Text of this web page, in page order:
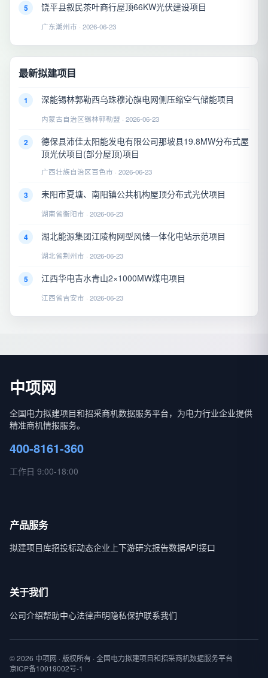
5 饶平县叙民茶叶商行屋顶66KW光伏建设项目
广东潮州市 · 2026-06-23
最新拟建项目
1 深能锡林郭勒西乌珠穆沁旗电网侧压缩空气储能项目
内蒙古自治区锡林郭勒盟 · 2026-06-23
2
德保县沛佳太阳能发电有限公司那坡县19.8MW分布式屋
顶光伏项目(部分屋顶)项目
广西壮族自治区百色市 · 2026-06-23
3 耒阳市夏塘、南阳镇公共机构屋顶分布式光伏项目
湖南省衡阳市 · 2026-06-23
4 湖北能源集团江陵构网型风储一体化电站示范项目
湖北省荆州市 · 2026-06-23
5 江西华电吉水青山2×1000MW煤电项目
江西省吉安市 · 2026-06-23
中项网
全国电力拟建项目和招采商机数据服务平台，为电力行业企业提供
精准商机情报服务。
400-8161-360
工作日 9:00-18:00
产品服务
拟建项目库招投标动态企业上下游研究报告数据API接口
关于我们
公司介绍帮助中心法律声明隐私保护联系我们
© 2026 中项网 · 版权所有 · 全国电力拟建项目和招采商机数据服务平台
京ICP备10019002号-1